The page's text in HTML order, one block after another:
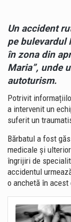
Un accident
pe bulevardul
în zona din
Maria”, unde
autoturism.
Potrivit
a intervenit un
suferit un
Bărbatul a fost
medicale și
îngrijiri de
accidentul
o anchetă în acest